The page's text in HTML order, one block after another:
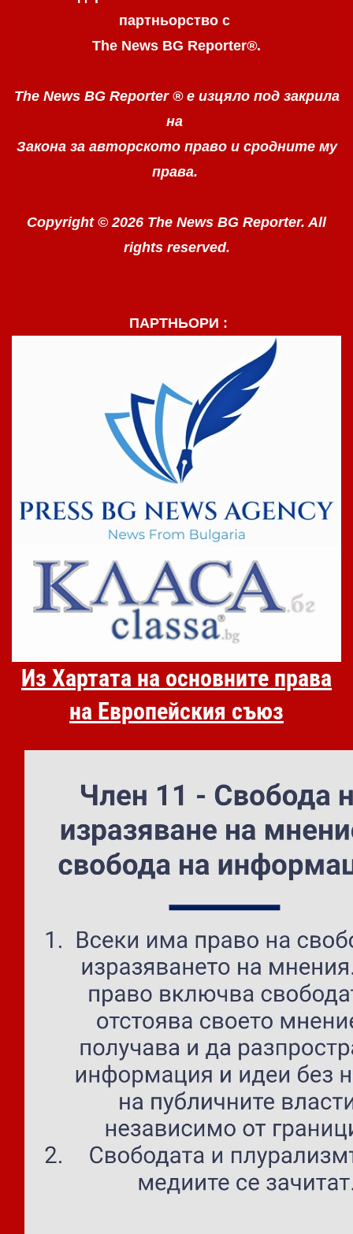
партньорство с
The News BG Reporter®.
The News BG Reporter ® е изцяло под закрила
на
Закона за авторското право и сродните му
права.
Copyright © 2026 The News BG Reporter. All
rights reserved.
ПАРТНЬОРИ :
Из Хартата на основните права
на Европейския съюз